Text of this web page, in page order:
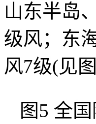
山东半岛
级风；东
风7级(见图
图5 全